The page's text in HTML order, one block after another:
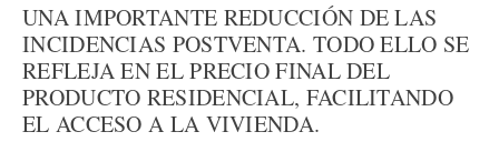
UNA IMPORTANTE REDUCCIÓN DE LAS
INCIDENCIAS POSTVENTA. TODO ELLO SE
REFLEJA EN EL PRECIO FINAL DEL
PRODUCTO RESIDENCIAL, FACILITANDO
EL ACCESO A LA VIVIENDA.